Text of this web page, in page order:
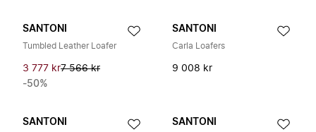
SANTONI
Tumbled Leather Loafer
3 777 kr7 566 kr
-50%
SANTONI
Carla Loafers
9 008 kr
SANTONI SANTONI